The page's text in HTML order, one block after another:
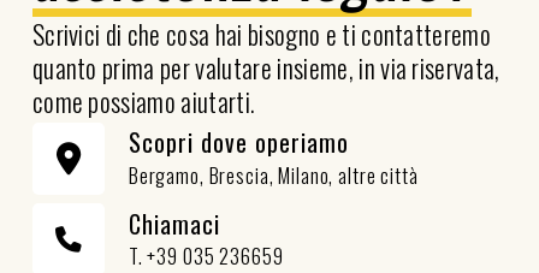
Scrivici di che cosa hai bisogno e ti contatteremo
quanto prima per valutare insieme, in via riservata,
come possiamo aiutarti.
Scopri dove operiamo
Bergamo, Brescia, Milano, altre città
Chiamaci
T. +39 035 236659